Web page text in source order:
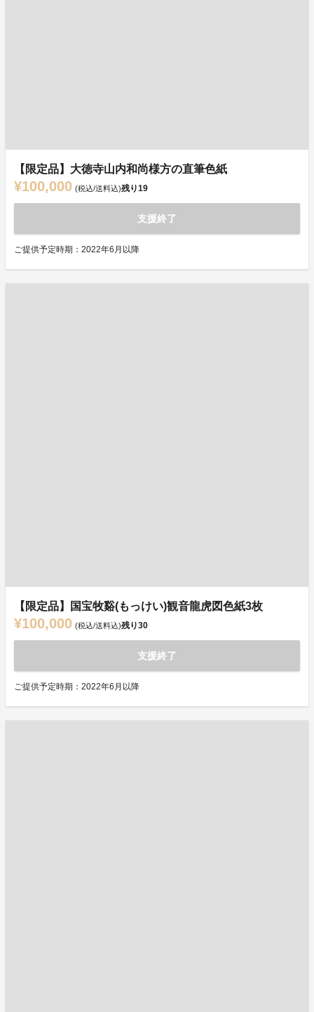
【限定品】大徳寺山内和尚様方の直筆色紙
¥100,000 (税込/送料込)残り19
支援終了
ご提供予定時期：2022年6月以降
【限定品】国宝牧谿(もっけい)観音龍虎図色紙3枚
¥100,000 (税込/送料込)残り30
支援終了
ご提供予定時期：2022年6月以降